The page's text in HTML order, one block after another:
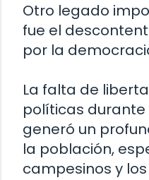
Otro legado
fue el
por la
La falta de
políticas durante
generó un
la población,
campesinos y